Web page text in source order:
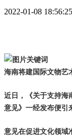
2022-01-08 18:56:25
海南将建国际文物艺
近日，《关于支持海
意见》一经发布便引
意见在促进文化领域